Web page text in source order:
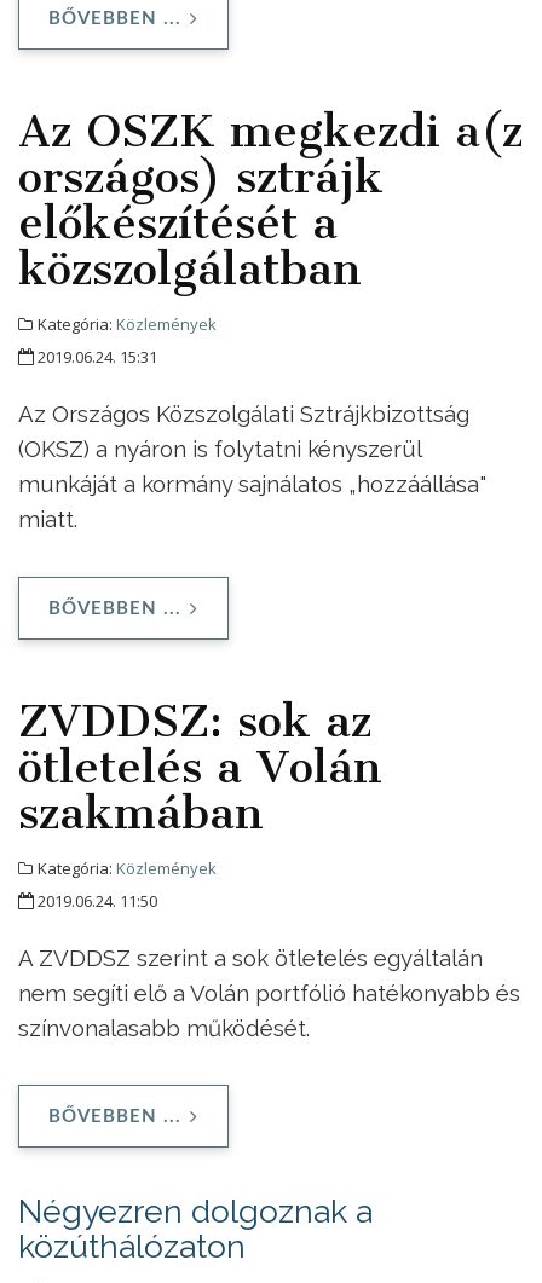
BŐVEBBEN ...
Az OSZK megkezdi a(z
országos) sztrájk
előkészítését a
közszolgálatban
Kategória: Közlemények
2019.06.24. 15:31
Az Országos Közszolgálati Sztrájkbizottság
(OKSZ) a nyáron is folytatni kényszerül
munkáját a kormány sajnálatos „hozzáállása"
miatt.
BŐVEBBEN ...
ZVDDSZ: sok az
ötletelés a Volán
szakmában
Kategória: Közlemények
2019.06.24. 11:50
A ZVDDSZ szerint a sok ötletelés egyáltalán
nem segíti elő a Volán portfólió hatékonyabb és
színvonalasabb működését.
BŐVEBBEN ...
Négyezren dolgoznak a
közúthálózaton